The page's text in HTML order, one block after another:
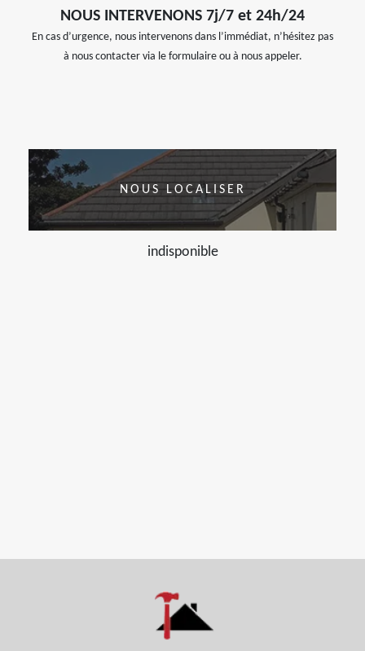
NOUS INTERVENONS 7j/7 et 24h/24
En cas d’urgence, nous intervenons dans l’immédiat, n’hésitez pas
à nous contacter via le formulaire ou à nous appeler.
NOUS LOCALISER
indisponible